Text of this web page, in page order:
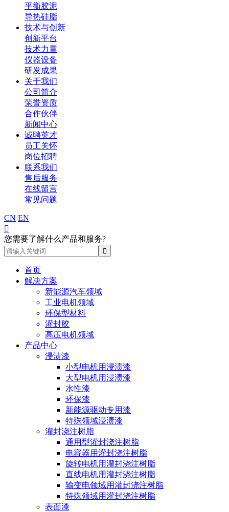
平衡胶泥
导热硅脂
技术与创新
创新平台
技术力量
仪器设备
研发成果
关于我们
公司简介
荣誉资质
合作伙伴
新闻中心
诚聘英才
员工关怀
岗位招聘
联系我们
售后服务
在线留言
常见问题
CN EN

您需要了解什么产品和服务?
首页
解决方案
新能源汽车领域
工业电机领域
环保型材料
灌封胶
高压电机领域
产品中心
浸渍漆
小型电机用浸渍漆
大型电机用浸渍漆
水性漆
环保漆
新能源驱动专用漆
特殊领域浸渍漆
灌封浇注树脂
通用型灌封浇注树脂
电容器用灌封浇注树脂
旋转电机用灌封浇注树脂
直线电机用灌封浇注树脂
输变电领域用灌封浇注树脂
特殊领域用灌封浇注树脂
表面漆